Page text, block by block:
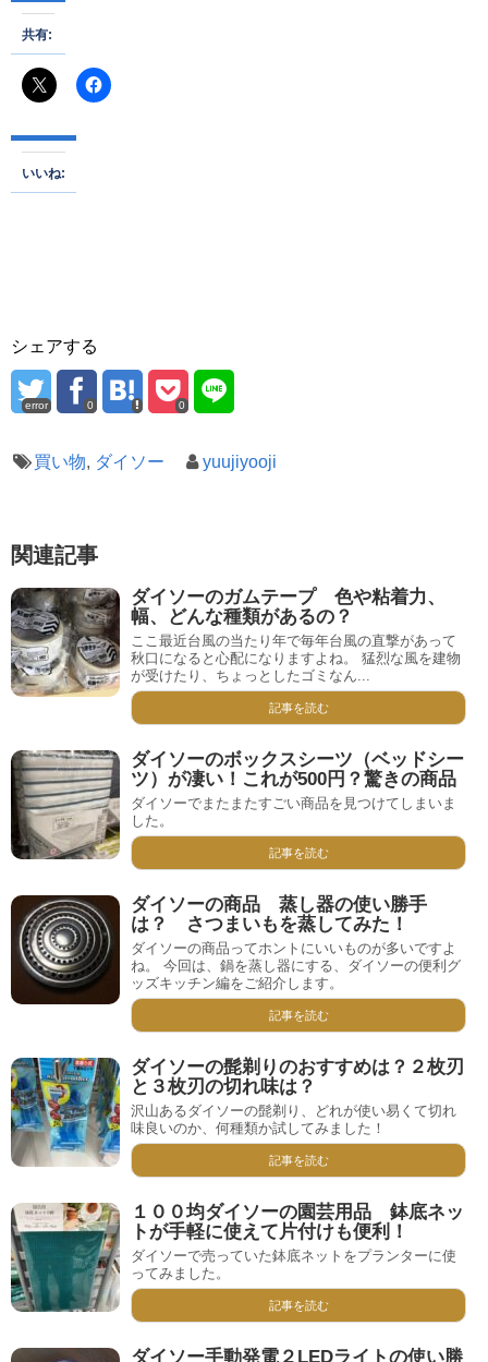
共有:
いいね:
シェアする
error 0 0
買い物, ダイソー yuujiyooji
関連記事
ダイソーのガムテープ 色や粘着力、
幅、どんな種類があるの？
ここ最近台風の当たり年で毎年台風の直撃があって
秋口になると心配になりますよね。 猛烈な風を建物
が受けたり、ちょっとしたゴミなん...
記事を読む
ダイソーのボックスシーツ（ベッドシー
ツ）が凄い！これが500円？驚きの商品
ダイソーでまたまたすごい商品を見つけてしまいま
した。
記事を読む
ダイソーの商品 蒸し器の使い勝手
は？ さつまいもを蒸してみた！
ダイソーの商品ってホントにいいものが多いですよ
ね。 今回は、鍋を蒸し器にする、ダイソーの便利グ
ッズキッチン編をご紹介します。
記事を読む
ダイソーの髭剃りのおすすめは？２枚刃
と３枚刃の切れ味は？
沢山あるダイソーの髭剃り、どれが使い易くて切れ
味良いのか、何種類か試してみました！
記事を読む
１００均ダイソーの園芸用品 鉢底ネッ
トが手軽に使えて片付けも便利！
ダイソーで売っていた鉢底ネットをプランターに使
ってみました。
記事を読む
ダイソー手動発電２LEDライトの使い勝